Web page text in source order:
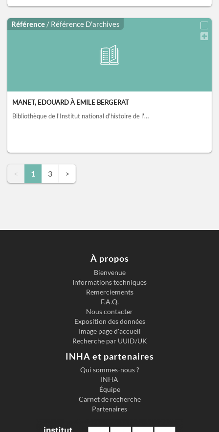
Référence / Référence D'archives
MANET, EDOUARD À EMILE BERGERAT
Bibliothèque de l'Institut national d'histoire de l'art, collections Jacques Doucet, Paris
< 1 3 >
À propos
Bienvenue
Informations techniques
Remerciements
F.A.Q.
Nous contacter
Exposition des données
Image page d'accueil
Recherche par UUID/UK
INHA et partenaires
Qui sommes-nous ?
INHA
Équipe
Carnet de recherche
Partenaires